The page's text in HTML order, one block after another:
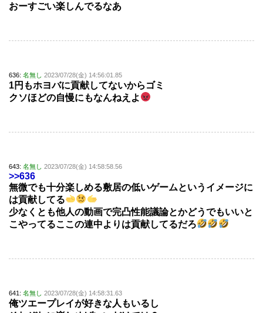
おーすごい楽しんでるなあ
636: 名無し 2023/07/28(金) 14:56:01.85
1円もホヨバに貢献してないからゴミ
クソほどの自慢にもなんねえよ
643: 名無し 2023/07/28(金) 14:58:58.56
>>636
無微でも十分楽しめる敷居の低いゲームというイメージに
は貢献してる
少なくとも他人の動画で完凸性能議論とかどうでもいいと
こやってるここの連中よりは貢献してるだろ
641: 名無し 2023/07/28(金) 14:58:31.63
俺ツエープレイが好きな人もいるし